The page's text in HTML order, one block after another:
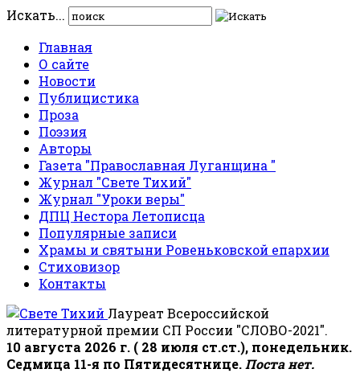
Искать...
Главная
О сайте
Новости
Публицистика
Проза
Поэзия
Авторы
Газета "Православная Луганщина "
Журнал "Свете Тихий"
Журнал "Уроки веры"
ДПЦ Нестора Летописца
Популярные записи
Храмы и святыни Ровеньковской епархии
Стиховизор
Контакты
Лауреат Всероссийской
литературной премии СП России "СЛОВО-2021".
10 августа 2026 г. ( 28 июля ст.ст.), понедельник.
Седмица 11-я по Пятидесятнице. Поста нет.